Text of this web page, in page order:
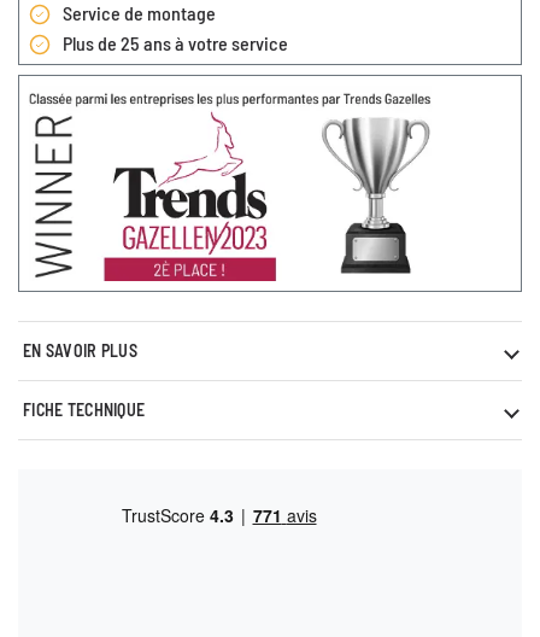
Service de montage
Plus de 25 ans à votre service
EN SAVOIR PLUS
FICHE TECHNIQUE